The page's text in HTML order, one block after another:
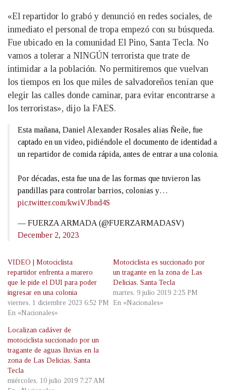
«El repartidor lo grabó y denunció en redes sociales, de
inmediato el personal de tropa empezó con su búsqueda.
Fue ubicado en la comunidad El Pino, Santa Tecla. No
vamos a tolerar a NINGÚN terrorista que trate de
intimidar a la población. No permitiremos que vuelvan
los tiempos en los que miles de salvadoreños tenían que
elegir las calles donde caminar, para evitar encontrarse a
los terroristas», dijo la FAES.
Esta mañana, Daniel Alexander Rosales alias Ñeñe, fue
captado en un video, pidiéndole el documento de identidad a
un repartidor de comida rápida, antes de entrar a una colonia.
Por décadas, esta fue una de las formas que tuvieron las
pandillas para controlar barrios, colonias y…
pic.twitter.com/kwiVJbnd4S
— FUERZA ARMADA (@FUERZARMADASV)
December 2, 2023
VIDEO | Motociclista
repartidor enfrenta a marero
que le pide el DUI para poder
ingresar en una colonia
viernes, 1 diciembre 2023 6:52 PM
En «Nacionales»
Motociclista es succionado por
un tragante en la zona de Las
Delicias, Santa Tecla
martes, 9 julio 2019 2:25 PM
En «Nacionales»
Localizan cadáver de
motociclista succionado por un
tragante de aguas lluvias en la
zona de Las Delicias, Santa
Tecla
miércoles, 10 julio 2019 7:27 AM